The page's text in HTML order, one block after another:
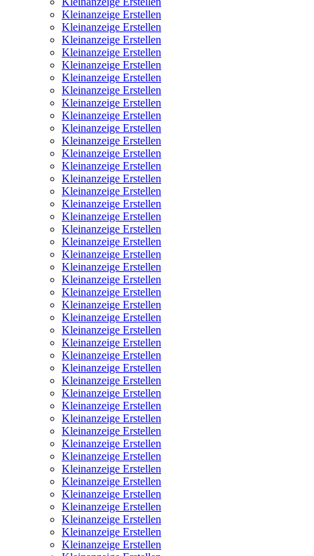
Kleinanzeige Erstellen
Kleinanzeige Erstellen
Kleinanzeige Erstellen
Kleinanzeige Erstellen
Kleinanzeige Erstellen
Kleinanzeige Erstellen
Kleinanzeige Erstellen
Kleinanzeige Erstellen
Kleinanzeige Erstellen
Kleinanzeige Erstellen
Kleinanzeige Erstellen
Kleinanzeige Erstellen
Kleinanzeige Erstellen
Kleinanzeige Erstellen
Kleinanzeige Erstellen
Kleinanzeige Erstellen
Kleinanzeige Erstellen
Kleinanzeige Erstellen
Kleinanzeige Erstellen
Kleinanzeige Erstellen
Kleinanzeige Erstellen
Kleinanzeige Erstellen
Kleinanzeige Erstellen
Kleinanzeige Erstellen
Kleinanzeige Erstellen
Kleinanzeige Erstellen
Kleinanzeige Erstellen
Kleinanzeige Erstellen
Kleinanzeige Erstellen
Kleinanzeige Erstellen
Kleinanzeige Erstellen
Kleinanzeige Erstellen
Kleinanzeige Erstellen
Kleinanzeige Erstellen
Kleinanzeige Erstellen
Kleinanzeige Erstellen
Kleinanzeige Erstellen
Kleinanzeige Erstellen
Kleinanzeige Erstellen
Kleinanzeige Erstellen
Kleinanzeige Erstellen
Kleinanzeige Erstellen
Kleinanzeige Erstellen